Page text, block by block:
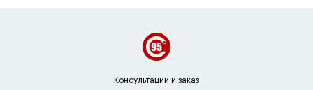
Консультации и заказ